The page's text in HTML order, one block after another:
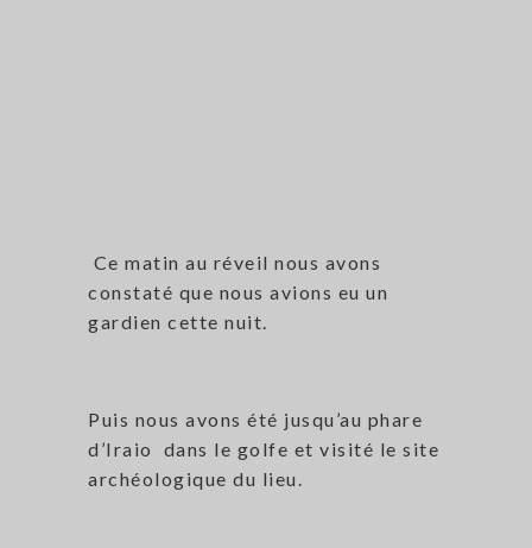
Ce matin au réveil nous avons
constaté que nous avions eu un
gardien cette nuit.
Puis nous avons été jusqu’au phare
d’Iraio dans le golfe et visité le site
archéologique du lieu.